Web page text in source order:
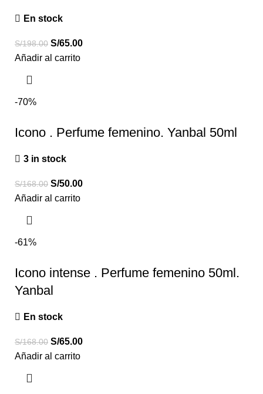
En stock
S/198.00 S/65.00
Añadir al carrito
-70%
Icono . Perfume femenino. Yanbal 50ml
3 in stock
S/168.00 S/50.00
Añadir al carrito
-61%
Icono intense . Perfume femenino 50ml.
Yanbal
En stock
S/168.00 S/65.00
Añadir al carrito